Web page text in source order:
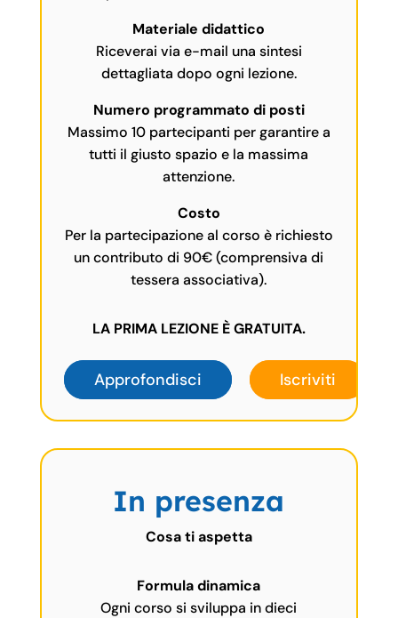
Materiale didattico
Riceverai via e-mail una sintesi
dettagliata dopo ogni lezione.
Numero programmato di posti
Massimo 10 partecipanti per garantire a
tutti il giusto spazio e la massima
attenzione.
Costo
Per la partecipazione al corso è richiesto
un contributo di 90€ (comprensiva di
tessera associativa).
LA PRIMA LEZIONE È GRATUITA.
Approfondisci Iscriviti
In presenza
Cosa ti aspetta
Formula dinamica
Ogni corso si sviluppa in dieci